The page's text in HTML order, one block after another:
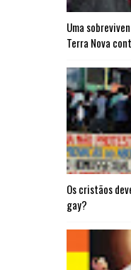
Uma
Terra Nova
Os cristãos
gay?